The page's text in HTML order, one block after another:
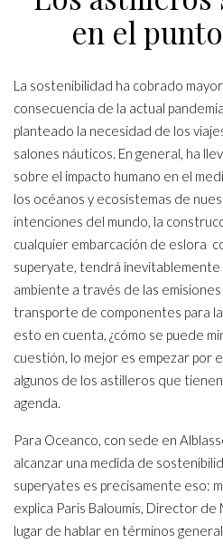
en el
La sostenibilidad ha cobrado
consecuencia de la actual
planteado la necesidad de los
salones náuticos. En general, ha
sobre el impacto humano en el
los océanos y ecosistemas de
intenciones del mundo, la
cualquier embarcación de eslora
superyate, tendrá inevitablemente
ambiente a través de las
transporte de componentes para
esto en cuenta, ¿cómo se puede
cuestión, lo mejor es empezar por
algunos de los astilleros que
agenda.
Para Oceanco, con sede en
alcanzar una medida de
superyates es precisamente eso:
explica Paris Baloumis, Director de
lugar de hablar en términos